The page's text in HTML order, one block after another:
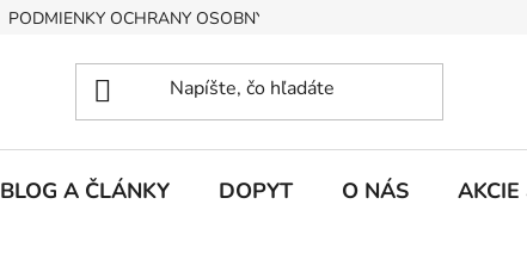
PODMIENKY OCHRANY OSOBNÝCH ÚDAJOV
BLOG A ČLÁNKY DOPYT O NÁS